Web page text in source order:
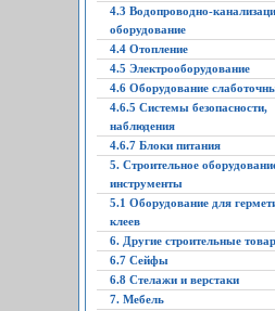
4.3 Водопроводно-
оборудование
4.4 Отопление
4.5 Электрооборудование
4.6 Оборудование
4.6.5 Системы безопасности,
наблюдения
4.6.7 Блоки питания
5. Строительное
инструменты
5.1 Оборудование для
клеев
6. Другие строительные
6.7 Сейфы
6.8 Стелажи и верстаки
7. Мебель